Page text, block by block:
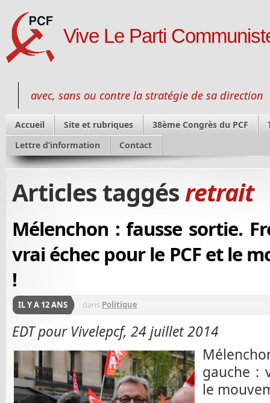
Vive Le Parti
avec, sans ou contre la stratégie de sa direction
Accueil Site et rubriques 38ème Congrès du PCF
Lettre d’information
Contact
Articles taggésretrait
Mélenchon : fausse sortie.
vrai échec pour le PCF et le
!
IL Y A 12 ANS dans Politique
EDT pour Vivelepcf, 24 juillet 2014
gauche :
le